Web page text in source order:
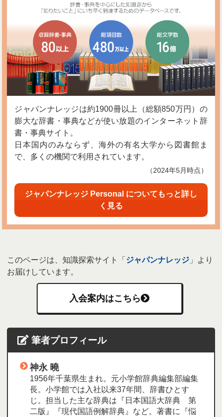
ジャパンナレッジは約1900冊以上（総額850万円）の
膨大な辞書・事典などが使い放題のインターネット辞
書・事典サイト。
日本国内のみならず、海外の有名大学から図書館ま
で、多くの機関で利用されています。
（2024年5月時点）
ジャパンナレッジ Personal についてもっと詳し
く見る
このページは、知識探索サイト「 ジャパンナレッジ 」より
お届けしています。
入会案内はこちら
筆者プロフィール
神永 曉
1956年千葉県生まれ。元小学館辞典編集部編集
長。小学館では入社以来37年間、辞書ひとす
じ。担当した主な辞典は『日本国語大辞典 第
二版』『現代国語例解辞典』など。著書に『悩